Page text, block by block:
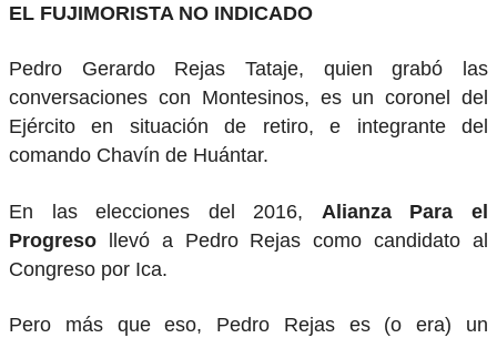
EL FUJIMORISTA NO INDICADO
Pedro Gerardo Rejas Tataje, quien grabó las
conversaciones con Montesinos, es un coronel del
Ejército en situación de retiro, e integrante del
comando Chavín de Huántar.
En las elecciones del 2016, Alianza Para el
Progreso llevó a Pedro Rejas como candidato al
Congreso por Ica.
Pero más que eso, Pedro Rejas es (o era) un